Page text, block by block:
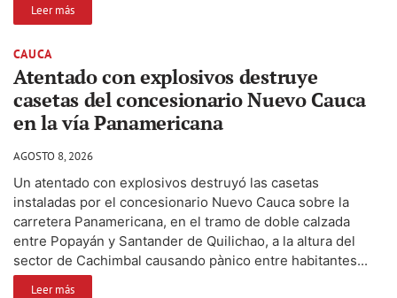
Leer más
CAUCA
Atentado con explosivos destruye
casetas del concesionario Nuevo Cauca
en la vía Panamericana
AGOSTO 8, 2026
Un atentado con explosivos destruyó las casetas
instaladas por el concesionario Nuevo Cauca sobre la
carretera Panamericana, en el tramo de doble calzada
entre Popayán y Santander de Quilichao, a la altura del
sector de Cachimbal causando pànico entre habitantes...
Leer más